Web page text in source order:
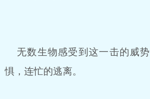
无数生物感受到这一击的威
惧，连忙的逃离。